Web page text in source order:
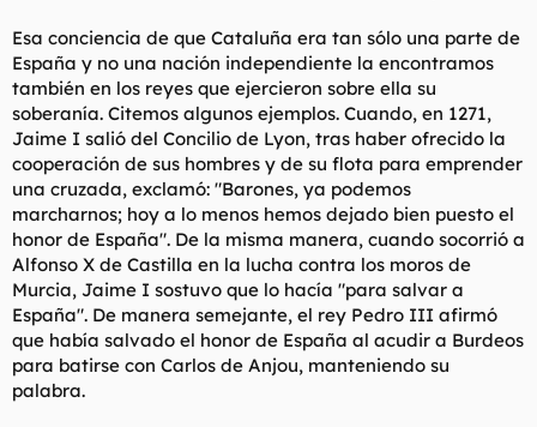
Esa conciencia de que Cataluña era tan sólo una parte de
España y no una nación independiente la encontramos
también en los reyes que ejercieron sobre ella su
soberanía. Citemos algunos ejemplos. Cuando, en 1271,
Jaime I salió del Concilio de Lyon, tras haber ofrecido la
cooperación de sus hombres y de su flota para emprender
una cruzada, exclamó: "Barones, ya podemos
marcharnos; hoy a lo menos hemos dejado bien puesto el
honor de España". De la misma manera, cuando socorrió a
Alfonso X de Castilla en la lucha contra los moros de
Murcia, Jaime I sostuvo que lo hacía "para salvar a
España". De manera semejante, el rey Pedro III afirmó
que había salvado el honor de España al acudir a Burdeos
para batirse con Carlos de Anjou, manteniendo su
palabra.